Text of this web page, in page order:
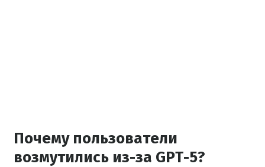
Почему пользователи
возмутились из-за GPT-5?